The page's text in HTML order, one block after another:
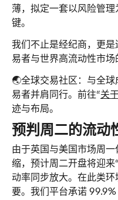
薄，拟定一套以风险管
键。
我们不止是经纪商，更
易者与世界高流动性市场
🌏全球交易社区：与全
易者并肩同行。前往“关
迹与布局。
预判周二的流动
由于英国与美国市场周
缩，预计周二开盘将迎来
动率同步放大。在此类
要。我们平台承诺